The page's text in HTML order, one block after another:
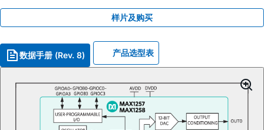
样片及购买
数据手册 (Rev. 8) 产品选型表